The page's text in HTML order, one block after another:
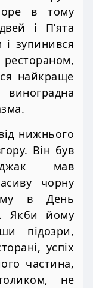
в тому
і П’ята
зупинився
найкраще
нижнього
Він був
мав
чорну
в День
Якби йому
підозри,
успіх
частина,
не